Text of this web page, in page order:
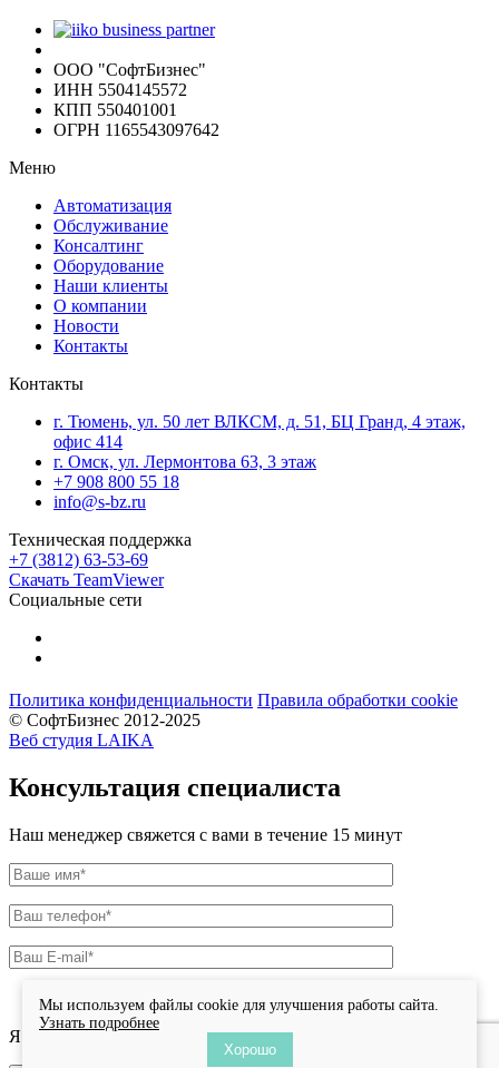
ООО "СофтБизнес"
ИНН 5504145572
КПП 550401001
ОГРН 1165543097642
Меню
Автоматизация
Обслуживание
Консалтинг
Оборудование
Наши клиенты
О компании
Новости
Контакты
Контакты
г. Тюмень, ул. 50 лет ВЛКСМ, д. 51, БЦ Гранд, 4 этаж,
офис 414
г. Омск, ул. Лермонтова 63, 3 этаж
+7 908 800 55 18
info@s-bz.ru
Техническая поддержка
+7 (3812) 63-53-69
Скачать TeamViewer
Социальные сети
Политика конфиденциальности Правила обработки cookie
© СофтБизнес 2012-2025
Веб студия LAIKA
Мы используем файлы cookie для улучшения работы сайта.
Узнать подробнее
Хорошо
Консультация специалиста
Наш менеджер свяжется с вами в течение 15 минут
Я даю согласие наобработку персональных данных